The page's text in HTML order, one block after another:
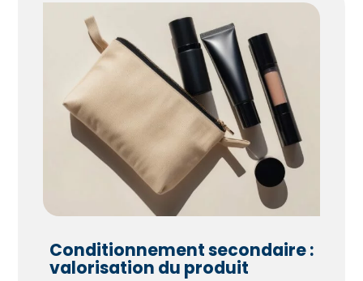
Conditionnement secondaire :
valorisation du produit